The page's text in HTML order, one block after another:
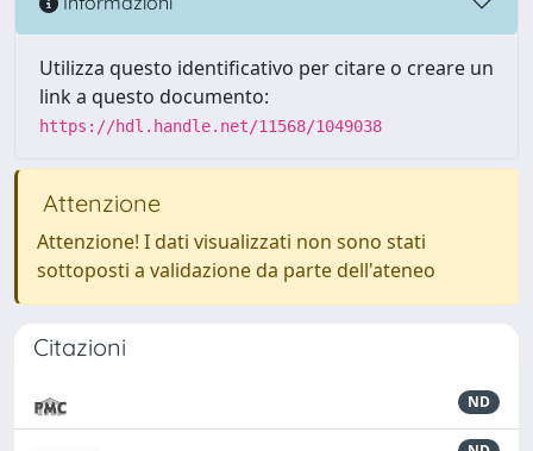
Utilizza questo identificativo per citare o creare un
link a questo documento:
https://hdl.handle.net/11568/1049038
Attenzione
Attenzione! I dati visualizzati non sono stati
sottoposti a validazione da parte dell'ateneo
Citazioni
ND